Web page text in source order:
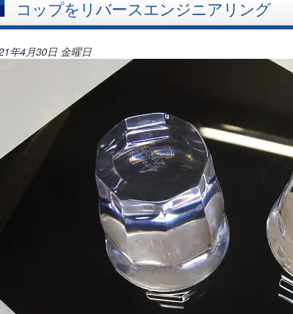
コップをリバースエンジニアリング
年4月30日 金曜日